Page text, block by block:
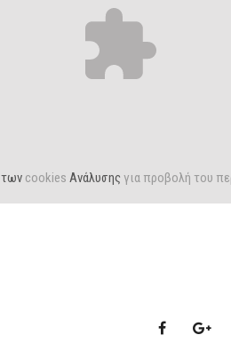
τωνcookies Ανάλυσης για προβολή του